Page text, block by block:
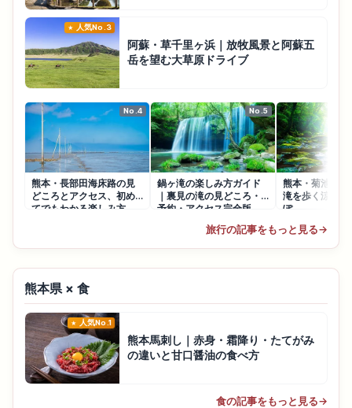
人気No.3
阿蘇・草千里ヶ浜｜放牧風景と阿蘇五
岳を望む大草原ドライブ
No.4
熊本・長部田海床路の見
どころとアクセス、初め
てでもわかる楽しみ方
No.5
鍋ヶ滝の楽しみ方ガイド
｜裏見の滝の見どころ・
予約・アクセス完全版
熊本・菊池渓谷
滝を歩く涼やか
ぽ
旅行の記事をもっと見る→
熊本県 × 食
人気No.1
熊本馬刺し｜赤身・霜降り・たてがみ
の違いと甘口醤油の食べ方
食の記事をもっと見る→